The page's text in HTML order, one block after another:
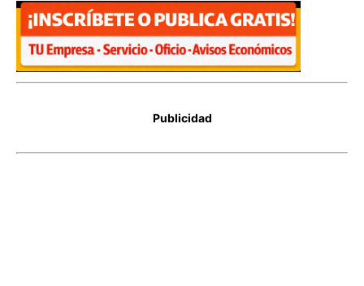
Publicidad